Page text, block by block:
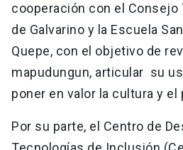
cooperación con el Consejo
de Galvarino y la Escuela
Quepe, con el objetivo de
mapudungun, articular su
poner en valor la cultura y el
Por su parte, el Centro de